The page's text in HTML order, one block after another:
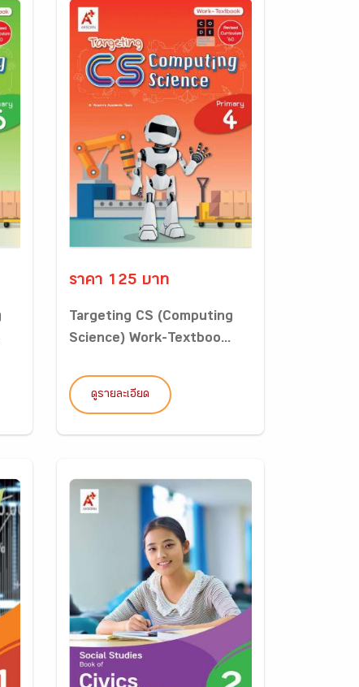
ราคา 125 บาท
Targeting CS (Computing
Science) Work-Textboo...
ดูรายละเอียด